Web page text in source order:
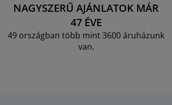
NAGYSZERŰ AJÁNLATOK MÁR
47 ÉVE
49 országban több mint 3600 áruházunk
van.